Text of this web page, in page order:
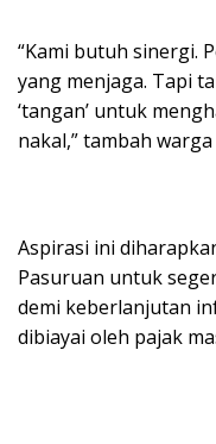
“Kami butuh sinergi.
yang menjaga. Tapi
‘tangan’ untuk
nakal,” tambah
Aspirasi ini
Pasuruan untuk
demi keberlanjutan
dibiayai oleh pajak